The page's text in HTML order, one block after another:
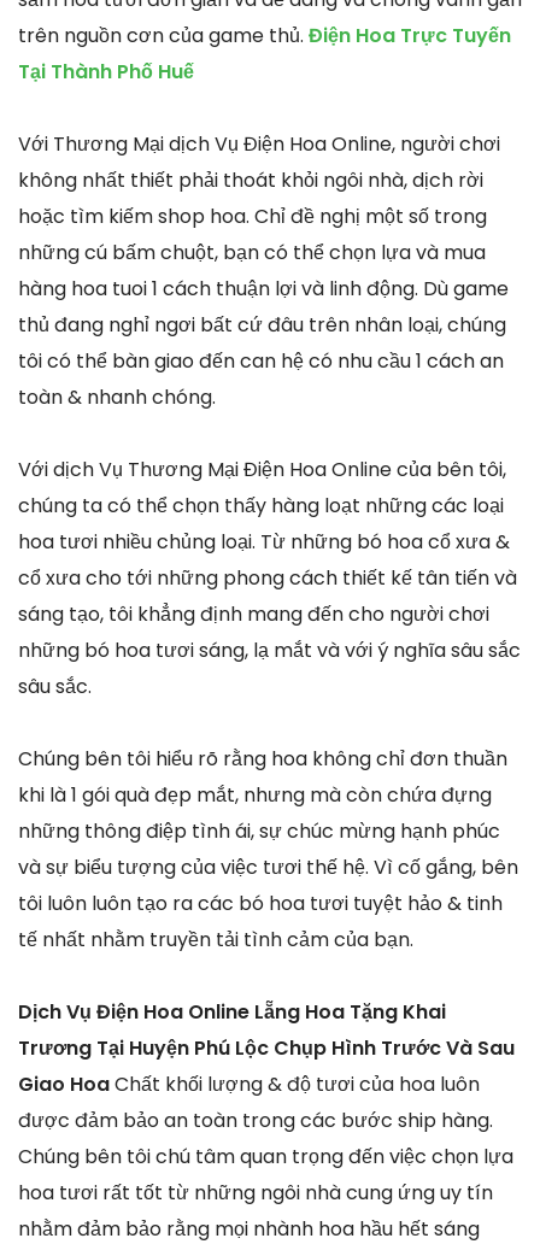
trên nguồn cơn của game thủ. Điện Hoa Trực Tuyến
Tại Thành Phố Huế
Với Thương Mại dịch Vụ Điện Hoa Online, người chơi
không nhất thiết phải thoát khỏi ngôi nhà, dịch rời
hoặc tìm kiếm shop hoa. Chỉ đề nghị một số trong
những cú bấm chuột, bạn có thể chọn lựa và mua
hàng hoa tuoi 1 cách thuận lợi và linh động. Dù game
thủ đang nghỉ ngơi bất cứ đâu trên nhân loại, chúng
tôi có thể bàn giao đến can hệ có nhu cầu 1 cách an
toàn & nhanh chóng.
Với dịch Vụ Thương Mại Điện Hoa Online của bên tôi,
chúng ta có thể chọn thấy hàng loạt những các loại
hoa tươi nhiều chủng loại. Từ những bó hoa cổ xưa &
cổ xưa cho tới những phong cách thiết kế tân tiến và
sáng tạo, tôi khẳng định mang đến cho người chơi
những bó hoa tươi sáng, lạ mắt và với ý nghĩa sâu sắc
sâu sắc.
Chúng bên tôi hiểu rõ rằng hoa không chỉ đơn thuần
khi là 1 gói quà đẹp mắt, nhưng mà còn chứa đựng
những thông điệp tình ái, sự chúc mừng hạnh phúc
và sự biểu tượng của việc tươi thế hệ. Vì cố gắng, bên
tôi luôn luôn tạo ra các bó hoa tươi tuyệt hảo & tinh
tế nhất nhằm truyền tải tình cảm của bạn.
Dịch Vụ Điện Hoa Online Lẵng Hoa Tặng Khai
Trương Tại Huyện Phú Lộc Chụp Hình Trước Và Sau
Giao HoaChất khối lượng & độ tươi của hoa luôn
được đảm bảo an toàn trong các bước ship hàng.
Chúng bên tôi chú tâm quan trọng đến việc chọn lựa
hoa tươi rất tốt từ những ngôi nhà cung ứng uy tín
nhằm đảm bảo rằng mọi nhành hoa hầu hết sáng